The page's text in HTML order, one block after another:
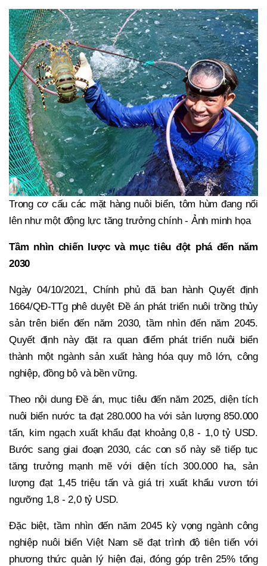
Trong cơ cấu các mặt hàng nuôi biển, tôm hùm đang nổi
lên như một động lực tăng trưởng chính - Ảnh minh họa
Tầm nhìn chiến lược và mục tiêu đột phá đến năm
2030
Ngày 04/10/2021, Chính phủ đã ban hành Quyết định
1664/QĐ-TTg phê duyệt Đề án phát triển nuôi trồng thủy
sản trên biển đến năm 2030, tầm nhìn đến năm 2045.
Quyết định này đặt ra quan điểm phát triển nuôi biển
thành một ngành sản xuất hàng hóa quy mô lớn, công
nghiệp, đồng bộ và bền vững.
Theo nội dung Đề án, mục tiêu đến năm 2025, diện tích
nuôi biển nước ta đạt 280.000 ha với sản lượng 850.000
tấn, kim ngạch xuất khẩu đạt khoảng 0,8 - 1,0 tỷ USD.
Bước sang giai đoạn 2030, các con số này sẽ tiếp tục
tăng trưởng mạnh mẽ với diện tích 300.000 ha, sản
lượng đạt 1,45 triệu tấn và giá trị xuất khẩu vươn tới
ngưỡng 1,8 - 2,0 tỷ USD.
Đặc biệt, tầm nhìn đến năm 2045 kỳ vọng ngành công
nghiệp nuôi biển Việt Nam sẽ đạt trình độ tiên tiến với
phương thức quản lý hiện đại, đóng góp trên 25% tổng